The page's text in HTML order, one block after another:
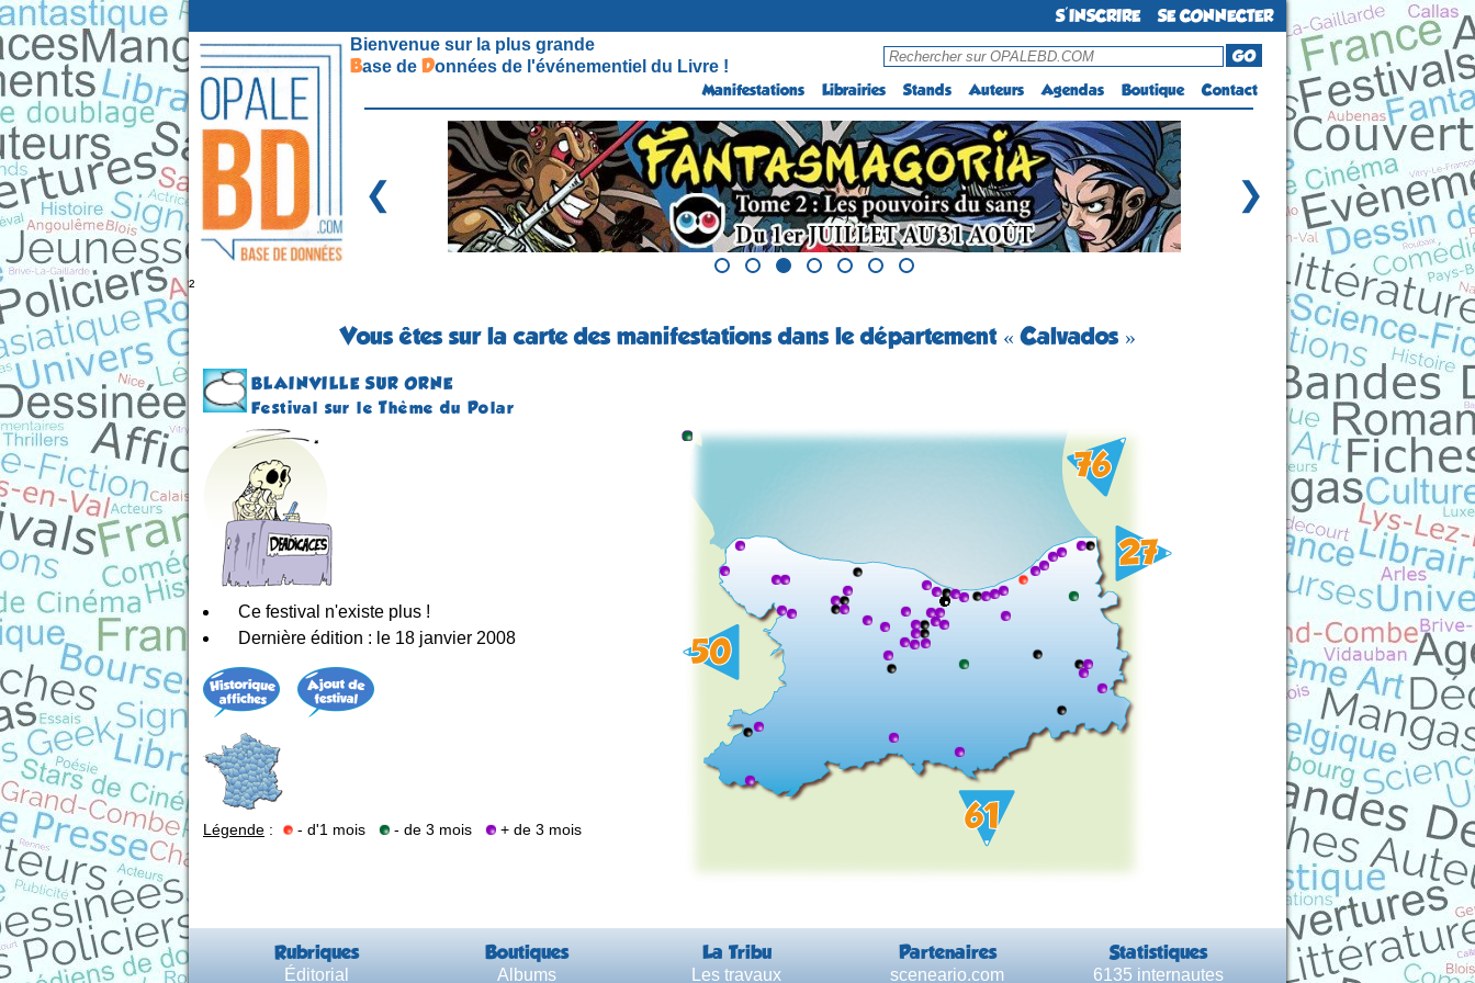
S'INSCRIRE
SE CONNECTER
Bienvenue sur la plus grande
Base de Données de l'événementiel du Livre !
GO
Manifestations
Librairies Stands Auteurs Agendas Boutique Contact
❮ ❯
²
Vous êtes sur la carte des manifestations dans le département « Calvados »
BLAINVILLE SUR ORNE
Festival sur le Thème du Polar
Ce festival n'existe plus !
Dernière édition : le 18 janvier 2008
Légende : - d'1 mois - de 3 mois + de 3 mois
Rubriques Boutiques La Tribu Partenaires Statistiques
Éditorial Albums Les travaux sceneario.com 6135 internautes